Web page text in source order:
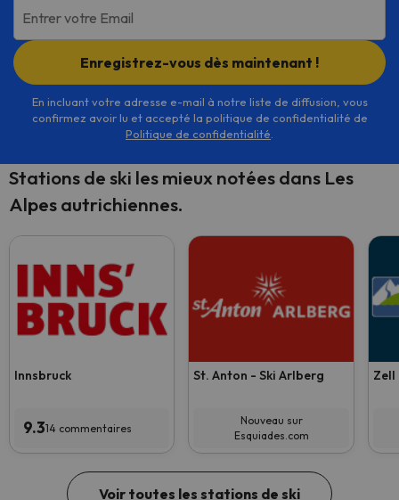
Entrer votre Email
Enregistrez-vous dès maintenant !
En incluant votre adresse e-mail à notre liste de diffusion, vous
confirmez avoir lu et accepté la politique de confidentialité de
Politique de confidentialité
Stations de ski les mieux notées dans Les
Alpes autrichiennes.
Innsbruck
9.314 commentaires
St. Anton - Ski Arlberg
Nouveau sur
Esquiades.com
Zell
Voir toutes les stations de ski